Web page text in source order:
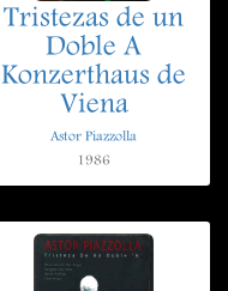
Tristezas de un
Doble A
Konzerthaus de
Viena
Astor Piazzolla
1986